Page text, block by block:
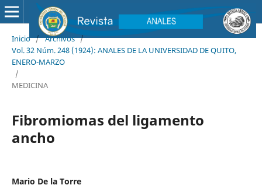
Inicio / Archivos /
Vol. 32 Núm. 248 (1924): ANALES DE LA UNIVERSIDAD DE QUITO,
ENERO-MARZO
/
MEDICINA
Fibromiomas del ligamento
ancho
Mario De la Torre